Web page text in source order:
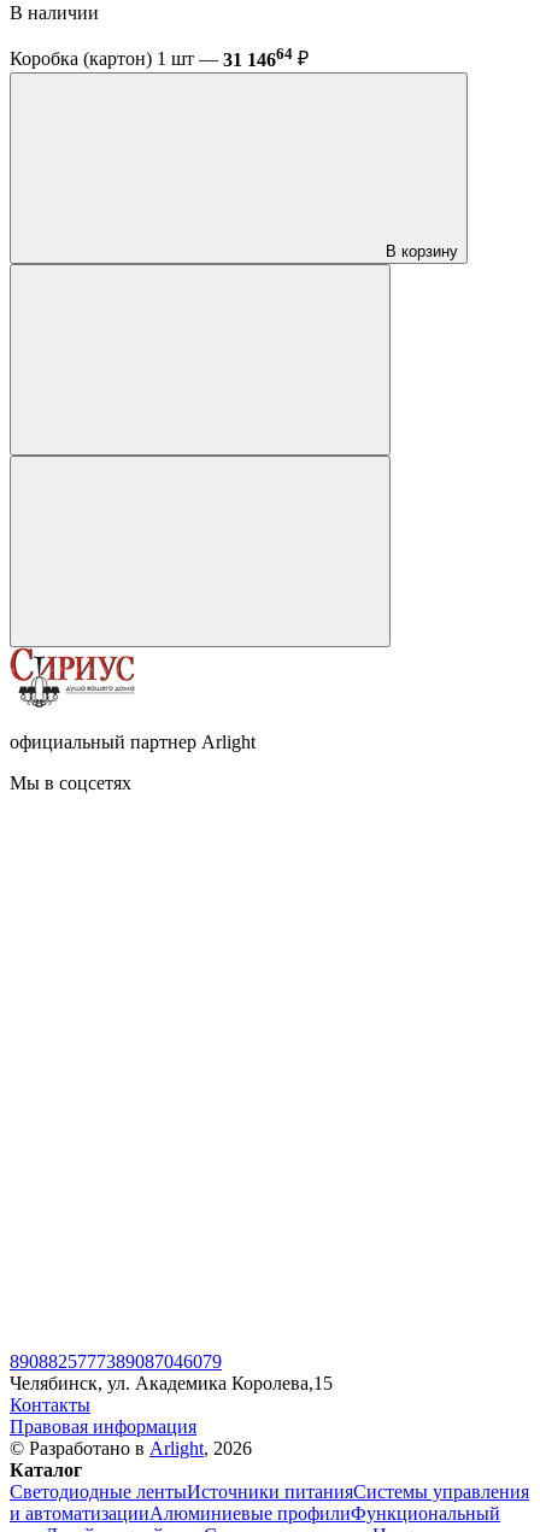
В наличии
Коробка (картон) 1 шт — 31 14664 ₽
В корзину
официальный партнер Arlight
Мы в соцсетях
8908825777389087046079
Челябинск, ул. Академика Королева,15
Контакты
Правовая информация
© Разработано в Arlight, 2026
Каталог
Светодиодные лентыИсточники питанияСистемы управления
и автоматизацииАлюминиевые профилиФункциональный